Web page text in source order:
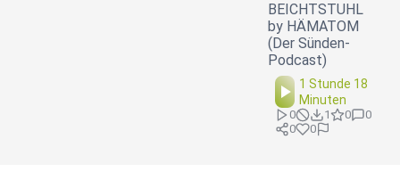
BEICHTSTUHL
by HÄMATOM
(Der Sünden-
Podcast)
1 Stunde 18
Minuten
0 1 0
0
0
0